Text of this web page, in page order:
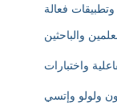
فعالة
والباحثين
واختبارات
ولولو وإتسي